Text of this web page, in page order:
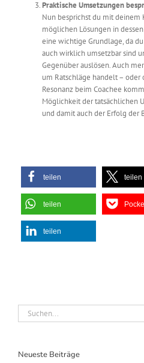
Praktische Umsetzungen
Nun besprichst du mit
möglichen Lösungen in
eine wichtige Grundlage, da
auch wirklich umsetzbar sind
Gegenüber auslösen. Auch
um Ratschläge handelt –
Resonanz beim Coachee
Möglichkeit der tatsächlichen
und damit auch der Erfolg der
teilen teilen
teilen
teilen
Suche
nach:
Neueste Beiträge